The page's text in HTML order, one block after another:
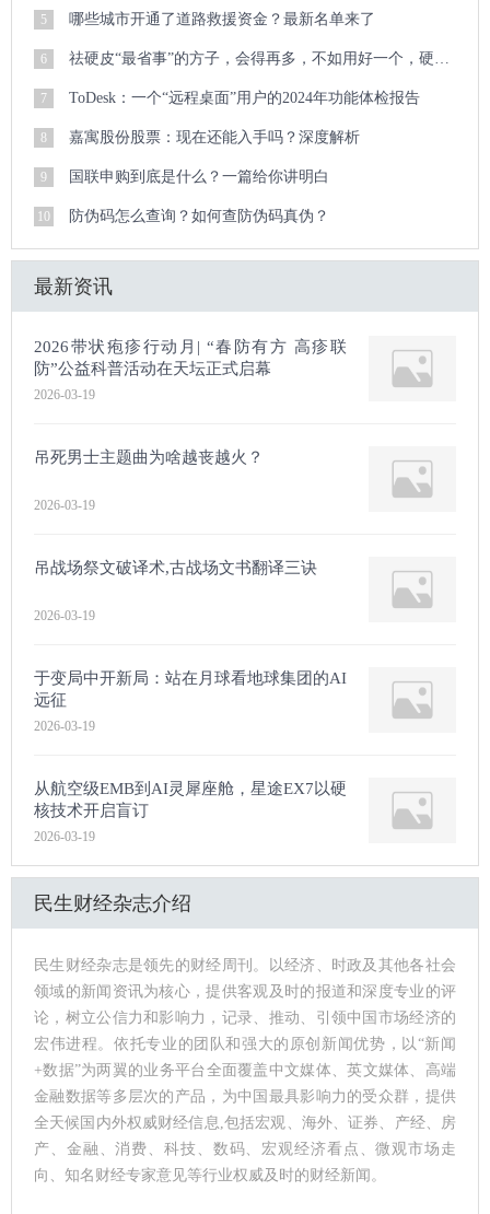
5 哪些城市开通了道路救援资金？最新名单来了
6 祛硬皮“最省事”的方子，会得再多，不如用好一个，硬皮顽疾迎刃而解
7 ToDesk：一个“远程桌面”用户的2024年功能体检报告
8 嘉寓股份股票：现在还能入手吗？深度解析
9 国联申购到底是什么？一篇给你讲明白
10 防伪码怎么查询？如何查防伪码真伪？
最新资讯
2026带状疱疹行动月| “春防有方 高疹联
防”公益科普活动在天坛正式启幕
2026-03-19
吊死男士主题曲为啥越丧越火？
2026-03-19
吊战场祭文破译术,古战场文书翻译三诀
2026-03-19
于变局中开新局：站在月球看地球集团的AI
远征
2026-03-19
从航空级EMB到AI灵犀座舱，星途EX7以硬
核技术开启盲订
2026-03-19
民生财经杂志介绍
民生财经杂志是领先的财经周刊。以经济、时政及其他各社会
领域的新闻资讯为核心，提供客观及时的报道和深度专业的评
论，树立公信力和影响力，记录、推动、引领中国市场经济的
宏伟进程。依托专业的团队和强大的原创新闻优势，以“新闻
+数据”为两翼的业务平台全面覆盖中文媒体、英文媒体、高端
金融数据等多层次的产品，为中国最具影响力的受众群，提供
全天候国内外权威财经信息,包括宏观、海外、证券、产经、房
产、金融、消费、科技、数码、宏观经济看点、微观市场走
向、知名财经专家意见等行业权威及时的财经新闻。